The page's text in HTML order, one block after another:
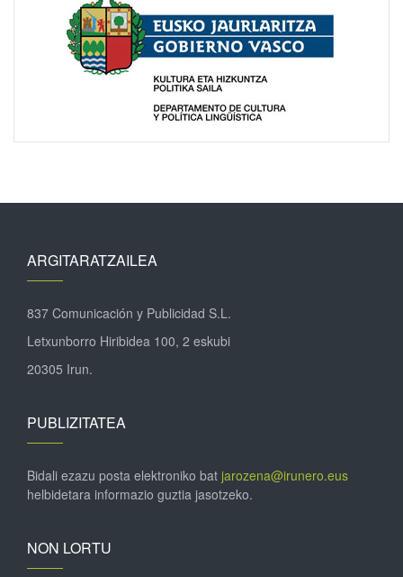
ARGITARATZAILEA
837 Comunicación y Publicidad S.L.
Letxunborro Hiribidea 100, 2 eskubi
20305 Irun.
PUBLIZITATEA
Bidali ezazu posta elektroniko bat jarozena@irunero.eus
helbidetara informazio guztia jasotzeko.
NON LORTU